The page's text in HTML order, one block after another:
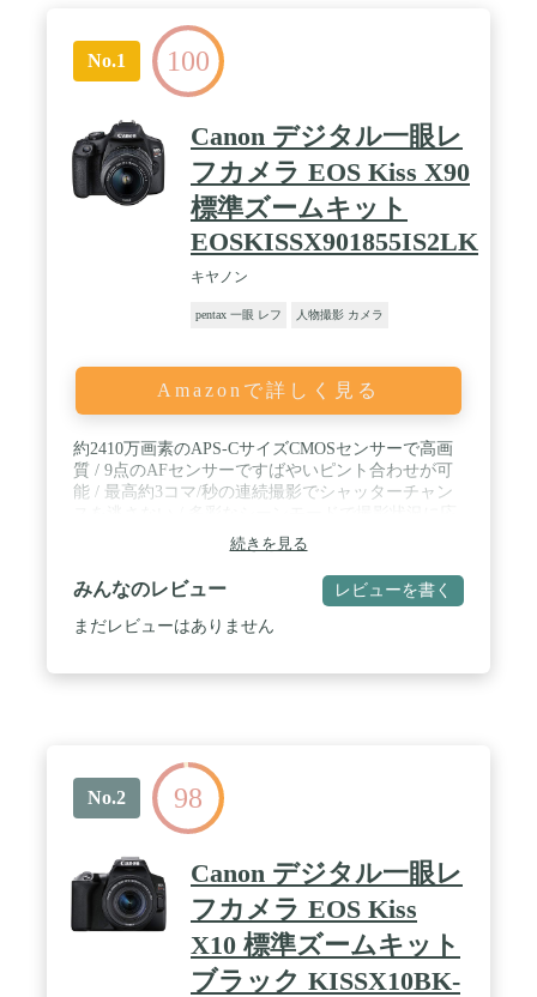
No.1 100
Canon デジタル一眼レ
フカメラ EOS Kiss X90
標準ズームキット
EOSKISSX901855IS2LK
キヤノン
pentax 一眼 レフ 人物撮影 カメラ
Amazonで詳しく見る
約2410万画素のAPS-CサイズCMOSセンサーで高画
質 / 9点のAFセンサーですばやいピント合わせが可
能 / 最高約3コマ/秒の連続撮影でシャッターチャン
じてかんたんに撮影 / わかりやすいガイド表示で初
心者でも使いやすい / カメラの右側にボタンを全て
配置して快適操作 / Wi-Fi機能搭載で撮った写真をそ
の場でスマホに転送
続きを見る
みんなのレビュー レビューを書く
まだレビューはありません
No.2 98
Canon デジタル一眼レ
フカメラ EOS Kiss
X10 標準ズームキット
ブラック KISSX10BK-